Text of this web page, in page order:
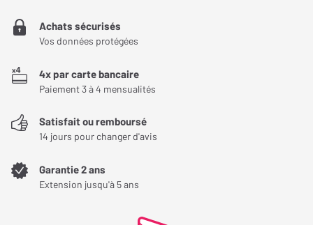
Achats sécurisés
Vos données protégées
4x par carte bancaire
Paiement 3 à 4 mensualités
Satisfait ou remboursé
14 jours pour changer d'avis
Garantie 2 ans
Extension jusqu'à 5 ans